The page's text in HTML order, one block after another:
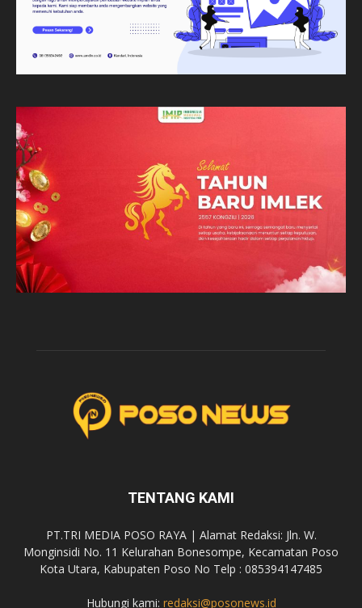
TENTANG KAMI
PT.TRI MEDIA POSO RAYA | Alamat Redaksi: Jln. W.
Monginsidi No. 11 Kelurahan Bonesompe, Kecamatan Poso
Kota Utara, Kabupaten Poso No Telp : 085394147485
Hubungi kami: redaksi@posonews.id